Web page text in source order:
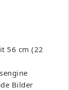
56 cm (22
Bilder